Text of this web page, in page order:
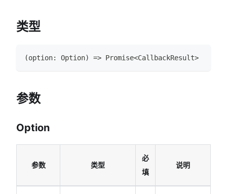
类型
(option: Option) => Promise<CallbackResult>
参数
Option
参数 类型
必
填
说明